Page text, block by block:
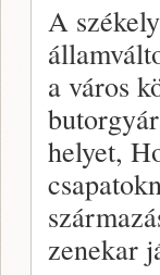
A
a város
helyet,
zenekar